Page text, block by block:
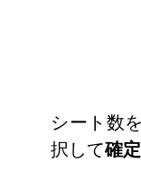
シート数
択して確定